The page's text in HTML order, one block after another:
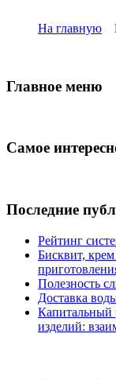
На главную
Главное меню
Самое
Последние
Рейтинг
Бисквит,
Полезность
Доставка
Капитальный
изделий: